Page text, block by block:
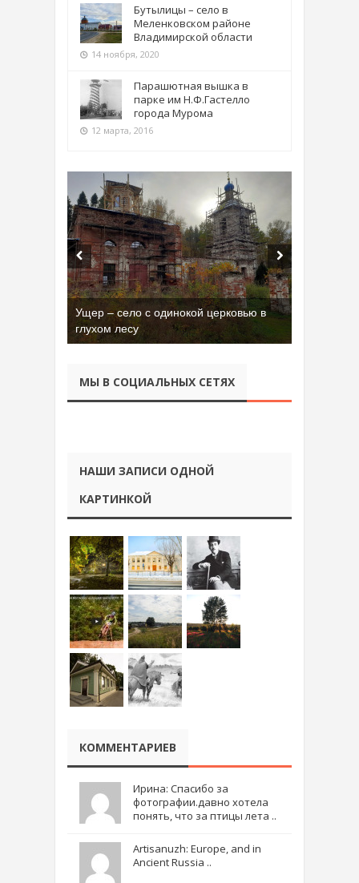
Бутылицы – село в
Меленковском районе
Владимирской области
14 ноября, 2020
Парашютная вышка в
парке им Н.Ф.Гастелло
города Мурома
12 марта, 2016
Ущер – село с одинокой церковью в
глухом лесу
МЫ В СОЦИАЛЬНЫХ СЕТЯХ
НАШИ ЗАПИСИ ОДНОЙ
КАРТИНКОЙ
КОММЕНТАРИЕВ
Ирина: Спасибо за
фотографии.давно хотела
понять, что за птицы лета ..
Artisanuzh: Europe, and in
Ancient Russia ..